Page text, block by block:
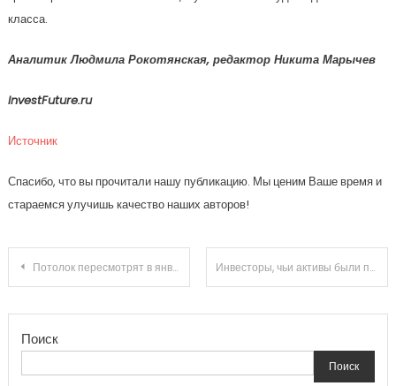
класса.
Аналитик Людмила Рокотянская, редактор Никита Марычев
InvestFuture.ru
Источник
Спасибо, что вы прочитали нашу публикацию. Мы ценим Ваше время и
стараемся улучишь качество наших авторов!
Навигация
по
записям
Потолок пересмотрят в январе 2023 года Инвесторы, чьи активы были переведены от одного брокера к другому из-за санкций, могут переплатить налоги | gkgorsia.ru
Поиск
Поиск